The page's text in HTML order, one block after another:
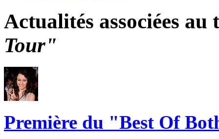
Actualités associées au
Tour"
Première du "Best Of